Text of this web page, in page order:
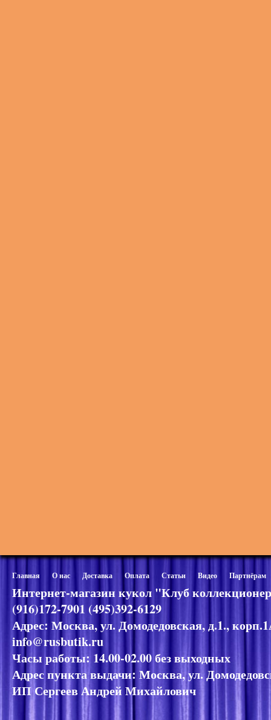
Главная О нас Доставка Оплата Статьи Видео Партнёрам
Интернет-магазин кукол "Клуб
(916)172-7901 (495)392-6129
Адрес: Москва, ул. Домодедовская, д.1.,
info@rusbutik.ru
Часы работы: 14.00-02.00 без выходных
Адрес пункта выдачи: Москва, ул.
ИП Сергеев Андрей Михайлович